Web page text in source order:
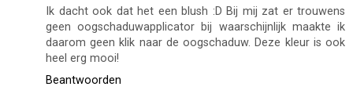
Ik dacht ook dat het een blush :D Bij mij zat er trouwens
geen oogschaduwapplicator bij waarschijnlijk maakte ik
daarom geen klik naar de oogschaduw. Deze kleur is ook
heel erg mooi!
Beantwoorden